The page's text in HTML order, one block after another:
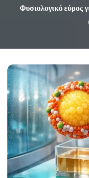
Φυσιολογικό εύρος